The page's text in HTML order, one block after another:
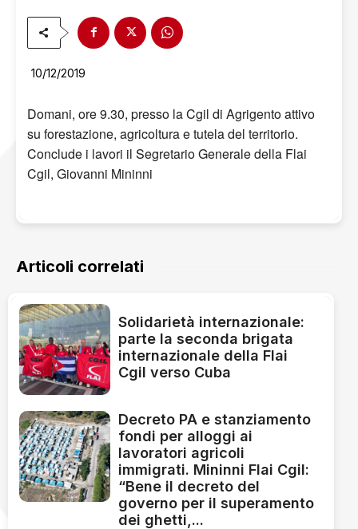
10/12/2019
Domani, ore 9.30, presso la Cgil di Agrigento attivo
su forestazione, agricoltura e tutela del territorio.
Conclude i lavori il Segretario Generale della Flai
Cgil, Giovanni Mininni
Articoli correlati
Solidarietà internazionale:
parte la seconda brigata
internazionale della Flai
Cgil verso Cuba
Decreto PA e stanziamento
fondi per alloggi ai
lavoratori agricoli
immigrati. Mininni Flai Cgil:
“Bene il decreto del
governo per il superamento
dei ghetti,...